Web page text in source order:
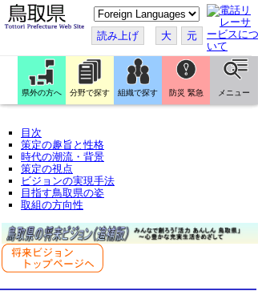
こ
の
ペ
ー
ジ
を
翻
訳
す
読み上げ 大 元
県外の方へ 分野で探す 組織で探す 防災 緊急 メニュー
目次
策定の趣旨と性格
時代の潮流・背景
策定の視点
ビジョンの実現手法
目指す鳥取県の姿
取組の方向性